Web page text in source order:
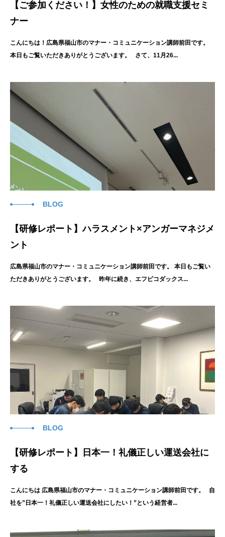
【ご参加ください！】女性のための就職支援セミ
ナー
こんにちは！広島県福山市のマナー・コミュニケーション講師前田です。
本日もご覧いただきありがとうございます。 さて、11月26...
BLOG
【研修レポート】ハラスメント×アンガーマネジメ
ント
広島県福山市のマナー・コミュニケーション講師前田です。 本日もご覧い
ただきありがとうございます。 昨年に続き、エフピコダックス...
BLOG
【研修レポート】日本一！礼儀正しい運送会社に
する
こんにちは 広島県福山市のマナー・コミュニケーション講師前田です。 自
社を”日本一！礼儀正しい運送会社にしたい！”という経営者...